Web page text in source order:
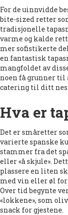
For de uinnvidde
bite-sized retter
tradisjonelle
varme og kalde
mer sofistikerte
en fantastisk
mangfoldet av
noen få grunner til
catering til ditt
Hva er
Det er småretter
varierte spanske
stammer fra det
eller «å skjule».
plassere en liten
med vin eller øl
Over tid begynte
«lokkene», som
snack for gjestene.